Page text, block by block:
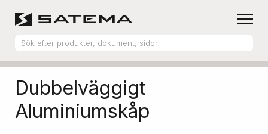
Produktsortiment Aluminiumskåp
Dubbelväggigt
Aluminiumskåp